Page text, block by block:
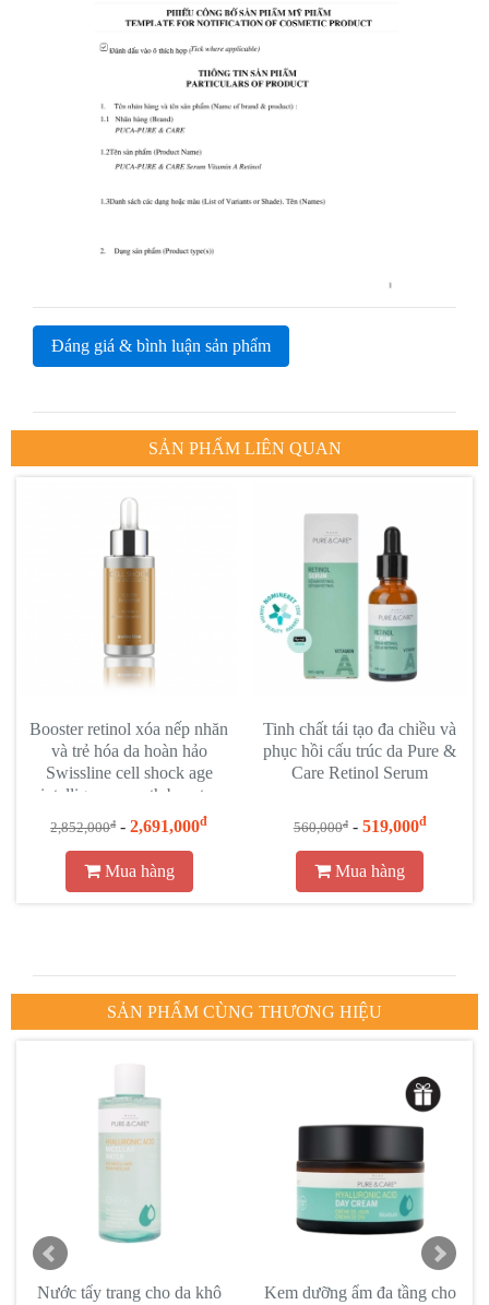
Đáng giá & bình luận sản phẩm
SẢN PHẨM LIÊN QUAN
Booster retinol xóa nếp nhăn
và trẻ hóa da hoàn hảo
Swissline cell shock age
intelligence youth booster
2,852,000đ-2,691,000đ
Mua hàng
Tinh chất tái tạo đa chiều và
phục hồi cấu trúc da Pure &
Care Retinol Serum
560,000đ- 519,000đ
Mua hàng
SẢN PHẨM CÙNG THƯƠNG HIỆU
Nước tẩy trang cho da khô
Kem dưỡng ẩm đa tầng cho